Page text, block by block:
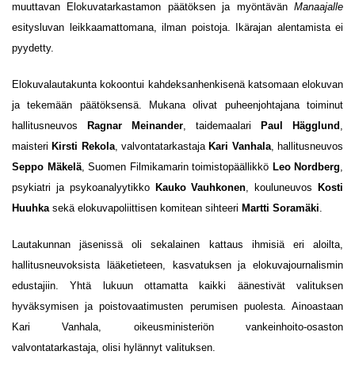
muuttavan Elokuvatarkastamon päätöksen ja myöntävän Manaajalle
esitysluvan leikkaamattomana, ilman poistoja. Ikärajan alentamista ei
pyydetty.
Elokuvalautakunta kokoontui kahdeksanhenkisenä katsomaan elokuvan
ja tekemään päätöksensä. Mukana olivat puheenjohtajana toiminut
hallitusneuvos
Ragnar Meinander, taidemaalari Paul Hägglund ,
maisteri Kirsti Rekola, valvontatarkastaja Kari Vanhala, hallitusneuvos
Seppo Mäkelä, Suomen Filmikamarin toimistopäällikkö Leo Nordberg,
psykiatri ja psykoanalyytikko Kauko Vauhkonen, kouluneuvos
Kosti
Huuhkasekä elokuvapoliittisen komitean sihteeri Martti Soramäki.
Lautakunnan jäsenissä oli sekalainen kattaus ihmisiä eri aloilta,
hallitusneuvoksista lääketieteen, kasvatuksen ja elokuvajournalismin
edustajiin. Yhtä lukuun ottamatta kaikki äänestivät valituksen
hyväksymisen ja poistovaatimusten perumisen puolesta. Ainoastaan
Kari Vanhala, oikeusministeriön vankeinhoito-osaston
valvontatarkastaja, olisi hylännyt valituksen.